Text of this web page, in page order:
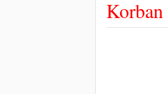
Korban